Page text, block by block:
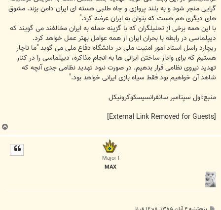
گرایی منجر شود و به بلند پروازی و جاه طلبی هسته ای ایران دامن بزند. مشوق
های دیگری هم هست که بتوان به ایران عرضه کرد."
با این همه برخی از تحلیلگران که با گزینه حمله به ایران مخالفند می گویند که
دیپلماسی در رابطه با بحران ایران از همه عوامل بهتر عمل خواهد کرد.
ریچارد راسل استاد امور امنیت ملی در دانشگاه دفاع ملی می گوید "ما ناچار
هستیم که برای وادار ساختن ایرانی ها به انجام مذاکره، دیپلماسی را در کنار
تهدید نیروی نظامی قرار بدهیم. در صورت نبود تهدید نظامی جدی آنچه که
شاهد آن خواهیم بود فقط سیاه بازی ایرانی خواهد بود."
منبع:اول سپتامبر سانفرانسیسکوکرونیکل
ب
ا
Major I
MAX